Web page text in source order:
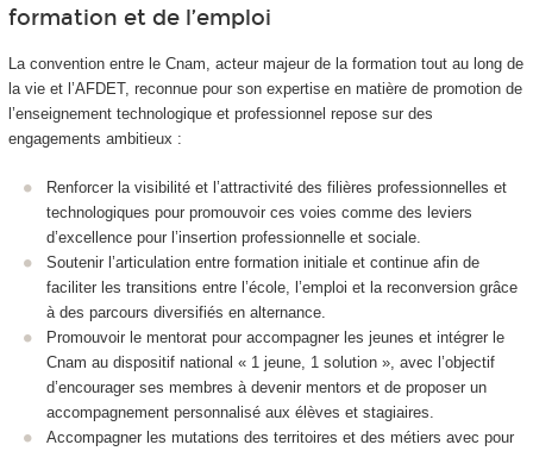
formation et de l’emploi
La convention entre le Cnam, acteur majeur de la formation tout au long de
la vie et l’AFDET, reconnue pour son expertise en matière de promotion de
l’enseignement technologique et professionnel repose sur des
engagements ambitieux :
Renforcer la visibilité et l’attractivité des filières professionnelles et
technologiques pour promouvoir ces voies comme des leviers
d’excellence pour l’insertion professionnelle et sociale.
Soutenir l’articulation entre formation initiale et continue afin de
faciliter les transitions entre l’école, l’emploi et la reconversion grâce
à des parcours diversifiés en alternance
Promouvoir le mentorat pour accompagner les jeunes et intégrer le
Cnam au dispositif national « 1 jeune, 1 solution », avec l’objectif
d’encourager ses membres à devenir mentors et de proposer un
accompagnement personnalisé aux élèves et stagiaires.
Accompagner les mutations des territoires et des métiers avec pour